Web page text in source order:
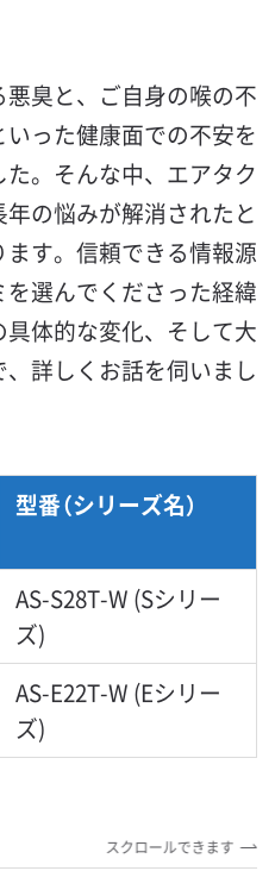
臭と、ご自身の喉の不
った健康面での不安を
。そんな中、エアタク
の悩みが解消されたと
す。信頼できる情報源
選んでくださった経緯
体的な変化、そして大
詳しくお話を伺いまし
型番（シリーズ名）
AS-S28T-W (Sシリー
ズ)
AS-E22T-W (Eシリー
ズ)
スクロールできます